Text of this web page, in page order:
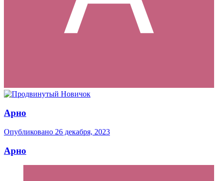
Арно
Опубликовано 26 декабря, 2023
Арно